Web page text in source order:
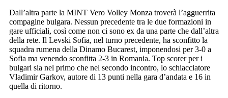
Dall’altra parte la MINT Vero Volley Monza troverà l’agguerrita
compagine bulgara. Nessun precedente tra le due formazioni in
gare ufficiali, così come non ci sono ex da una parte che dall’altra
della rete. Il Levski Sofia, nel turno precedente, ha sconfitto la
squadra rumena della Dinamo Bucarest, imponendosi per 3-0 a
Sofia ma venendo sconfitta 2-3 in Romania. Top scorer per i
bulgari sia nel primo che nel secondo incontro, lo schiacciatore
Vladimir Garkov, autore di 13 punti nella gara d’andata e 16 in
quella di ritorno.